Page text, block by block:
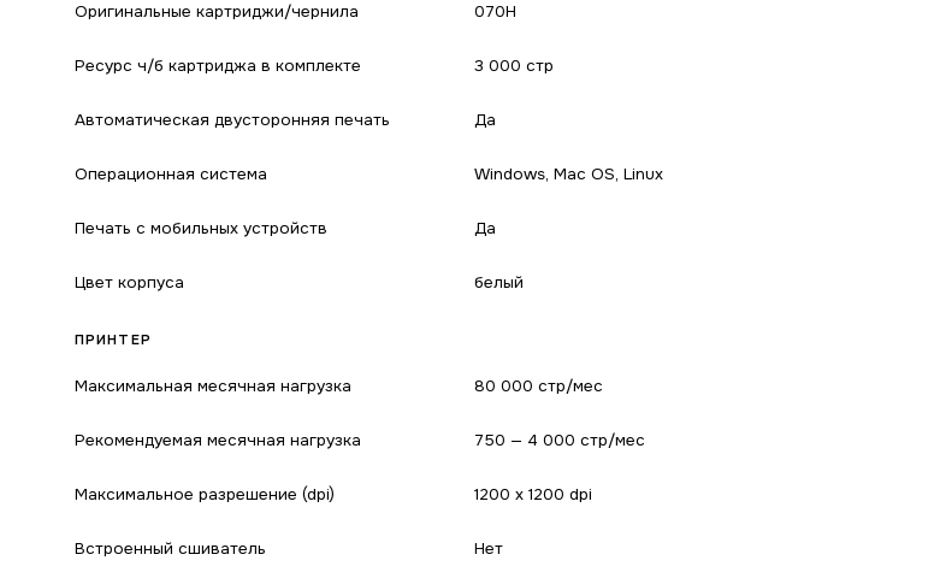
Оригинальные картриджи/чернила 070H
Ресурс ч/б картриджа в комплекте 3 000 стр
Автоматическая двусторонняя печать Да
Операционная система Windows, Mac OS, Linux
Печать с мобильных устройств Да
Цвет корпуса белый
ПРИНТЕР
Максимальная месячная нагрузка 80 000 стр/мес
Рекомендуемая месячная нагрузка 750 — 4 000 стр/мес
Максимальное разрешение (dpi) 1200 x 1200 dpi
Встроенный сшиватель Нет